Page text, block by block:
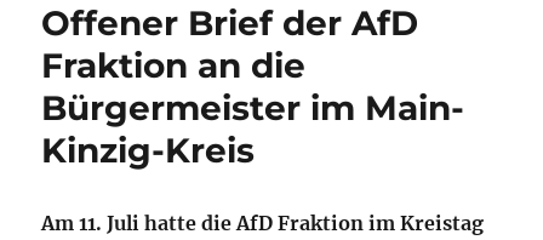
Offener Brief der AfD
Fraktion an die
Bürgermeister im Main-
Kinzig-Kreis
Am 11. Juli hatte die AfD Fraktion im Kreistag